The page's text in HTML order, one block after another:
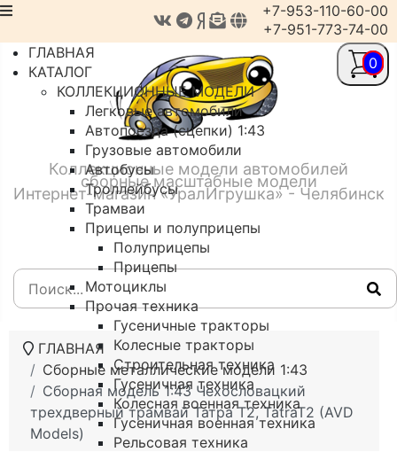
Коллекционные модели автомобилей
сборные масштабные модели
Интернет-магазин «УралИгрушка» - Челябинск
+7-953-110-60-00
+7-951-773-74-00
ГЛАВНАЯ
КАТАЛОГ
КОЛЛЕКЦИОННЫЕ МОДЕЛИ
Легковые автомобили
Автопоезда (сцепки) 1:43
Грузовые автомобили
Автобусы
Троллейбусы
Трамваи
Прицепы и полуприцепы
Полуприцепы
Прицепы
Мотоциклы
Прочая техника
Гусеничные тракторы
Колесные тракторы
Строительная техника
Гусеничная техника
Колесная военная техника
Гусеничная военная техника
Рельсовая техника
ГЛАВНАЯ
Сборные металлические модели 1:43
Сборная модель 1:43 Чехословацкий
трехдверный трамвай Татра Т2, TatraT2 (AVD
Models)
0